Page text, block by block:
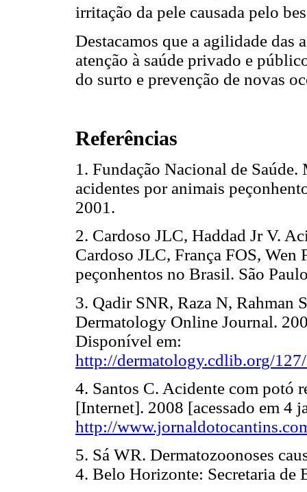
irritação da pele causada pelo
Destacamos que a agilidade das
atenção à saúde privado e
do surto e prevenção de novas
Referências
1. Fundação Nacional de
acidentes por animais
2001.
2. Cardoso JLC, Haddad Jr V.
Cardoso JLC, França FOS,
peçonhentos no Brasil. São
3. Qadir SNR, Raza N, Rahman
Dermatology Online Journal.
Disponível em:
http://dermatology.cdlib.org/
4. Santos C. Acidente com potó
[Internet]. 2008 [acessado em 4
http://
5. Sá WR. Dermatozoonoses
4. Belo Horizonte: Secretaria de